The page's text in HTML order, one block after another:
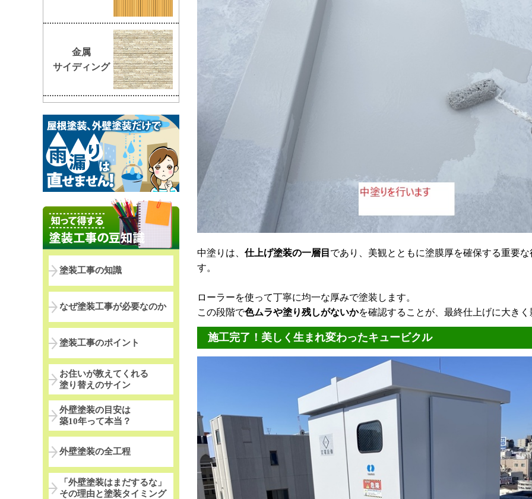
中塗りは、 仕上げ塗装の一層目 であり、美観とともに塗膜厚を確保する重要
す。
ローラーを使って丁寧に均一な厚みで塗装します。
この段階で色ムラや塗り残しがないかを確認することが、最終仕上げに大き
施工完了！美しく生まれ変わったキュービクル
金属
サイディング
塗装工事の知識
なぜ塗装工事が必要なのか
塗装工事のポイント
お住いが教えてくれる
塗り替えのサイン
外壁塗装の目安は
築10年って本当？
外壁塗装の全工程
「外壁塗装はまだするな」
その理由と塗装タイミング